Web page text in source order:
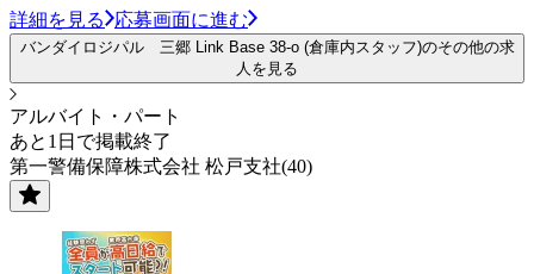
詳細を見る 応募画面に進む
バンダイロジパル 三郷 Link Base 38-o (倉庫内スタッフ)のその他の求
人を見る
アルバイト・パート
あと1日で掲載終了
第一警備保障株式会社 松戸支社(40)